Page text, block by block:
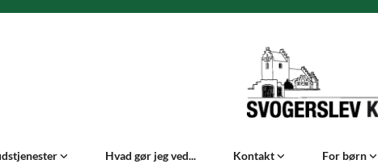
Hvad gør jeg ved... Kontakt For børn